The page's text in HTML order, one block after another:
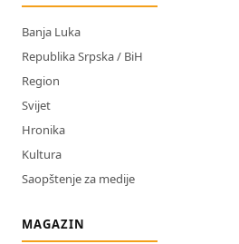
Banja Luka
Republika Srpska / BiH
Region
Svijet
Hronika
Kultura
Saopštenje za medije
MAGAZIN